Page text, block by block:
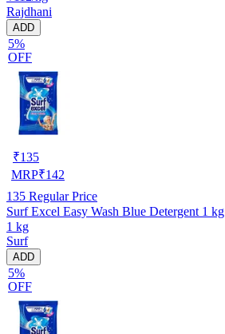
Rajdhani
ADD
5%
OFF
₹135
MRP₹142
135 Regular Price
Surf Excel Easy Wash Blue Detergent 1 kg
1 kg
Surf
ADD
5%
OFF